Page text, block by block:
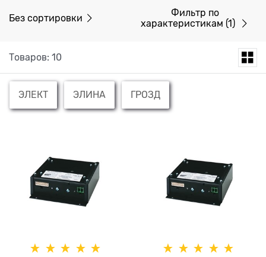
Без сортировки
Фильтр по
характеристикам (1)
Товаров: 10
ЭЛЕКТ ЭЛИНА ГРОЗД